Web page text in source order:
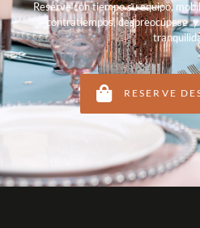
Reserve con tiempo su equipo,
contratiempos, despreocúpese
RESERVE